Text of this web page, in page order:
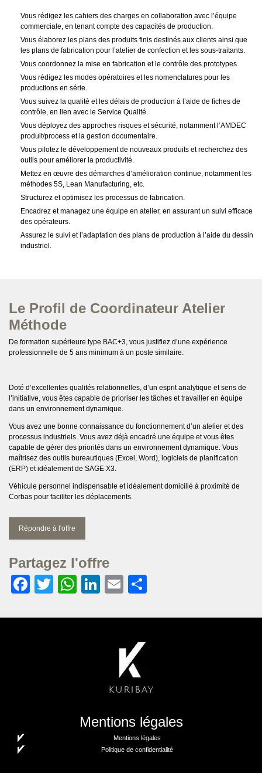
Vous rédigez les cahiers des charges en collaboration avec l’équipe
commerciale, en tenant compte des capacités de production.
Vous élaborez les plans des produits finis destinés aux clients ainsi que
les plans de fabrication pour l’atelier de confection et les sous-traitants.
Vous coordonnez la mise en fabrication et le contrôle des prototypes.
Vous rédigez les modes opératoires et les nomenclatures pour les
productions en série.
Vous suivez la qualité et les délais de production à l’aide de fiches de
contrôle, en lien avec le Service Qualité.
Vous déployez des approches risques et sécurité, notamment l’AMDEC
produit/process et la gestion documentaire.
Vous pilotez le développement de nouveaux produits et recherchez des
outils pour améliorer la productivité.
Mettez en œuvre des démarches d’amélioration continue, notamment les
méthodes 5S, Lean Manufacturing, etc.
Structurez et optimisez les processus de fabrication.
Encadrez et managez une équipe en atelier, en assurant un suivi efficace
des opérateurs.
Assurez le suivi et l’adaptation des plans de production à l’aide du dessin
industriel.
Le Profil de Coordinateur Atelier
Méthode
De formation supérieure type BAC+3, vous justifiez d’une expérience
professionnelle de 5 ans minimum à un poste similaire.
Doté d’excellentes qualités relationnelles, d’un esprit analytique et sens de
l’initiative, vous êtes capable de prioriser les tâches et travailler en équipe
dans un environnement dynamique.
Vous avez une bonne connaissance du fonctionnement d’un atelier et des
processus industriels. Vous avez déjà encadré une équipe et vous êtes
capable de gérer des priorités dans un environnement dynamique. Vous
maîtrisez des outils bureautiques (Excel, Word), logiciels de planification
(ERP) et idéalement de SAGE X3.
Véhicule personnel indispensable et idéalement domicilié à proximité de
Corbas pour faciliter les déplacements.
Répondre à l'offre
Partagez l'offre
Facebook
TwitterWhatsApp
LinkedIn
Email
Mentions légales
Mentions légales
Politique de confidentialité